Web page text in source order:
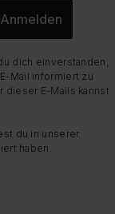
Anmelden
dich einverstanden,
Mail informiert zu
dieser E-Mails kannst
du in unserer
haben.